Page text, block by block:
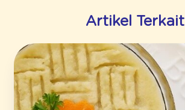
Artikel Terkait